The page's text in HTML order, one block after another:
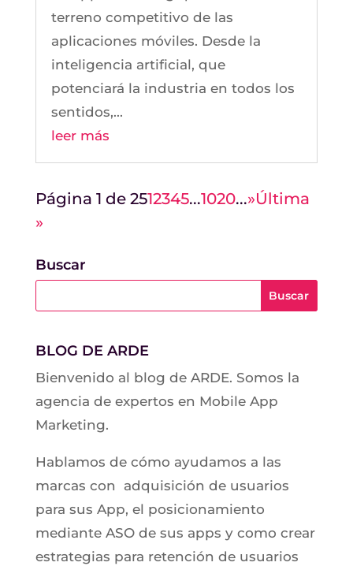
terreno competitivo de las
aplicaciones móviles. Desde la
inteligencia artificial, que
potenciará la industria en todos los
sentidos,...
leer más
Página 1 de 2512345...1020...»Última
»
Buscar
BLOG DE ARDE
Bienvenido al blog de ARDE. Somos la
agencia de expertos en Mobile App
Marketing.
Hablamos de cómo ayudamos a las
marcas con adquisición de usuarios
para sus App, el posicionamiento
mediante ASO de sus apps y como crear
estrategias para retención de usuarios